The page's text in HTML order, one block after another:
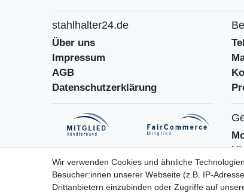
stahlhalter24.de
Über uns
Impressum
AGB
Datenschutzerklärung
Wir verwenden Cookies und ähnliche
Besucher:innen unserer Webseite (z.B. IP-
Drittanbietern einzubinden oder Zugriffe auf